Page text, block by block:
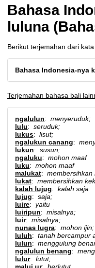
Bahasa
luluna
Berikut terjemahan dari kata
Bahasa Indonesia-nya
Terjemahan bahasa bali
ngalulun: menyeruduk;
lulu: seruduk;
lukus: lisut;
ngalukun canang:
lukun: susun;
ngaluku: mohon maaf
luku: mohon maaf
malukat: membersihkan
lukat: membersihkan
kalah lujug: kalah saja
lujug: saja;
luire: yaitu
luiripun: misalnya;
luir: misalnya;
nunas lugra: mohon
luluh: tanah bercampur
lulun: menggulung
ngalulun benang:
lulur: lutut;